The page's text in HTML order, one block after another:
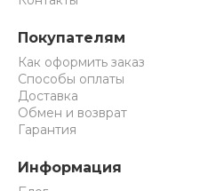
Покупателям
Как оформить заказ
Способы оплаты
Доставка
Обмен и возврат
Гарантия
Информация